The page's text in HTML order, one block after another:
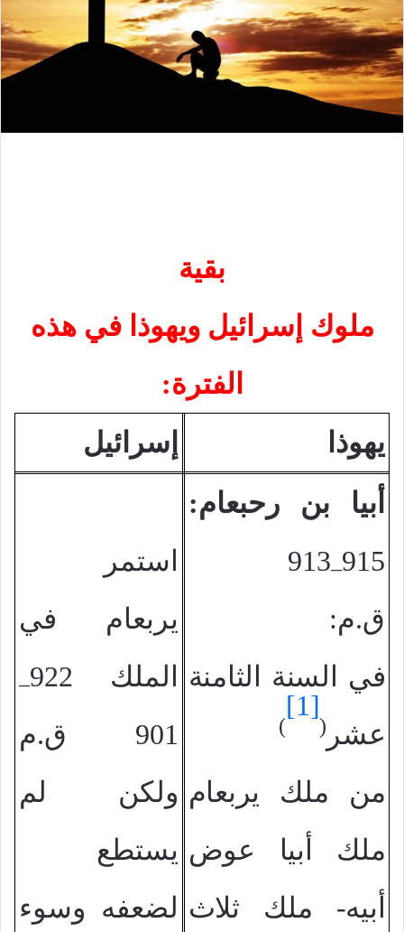
بقية
ملوك إسرائيل ويهوذا في هذه
الفترة:
يهوذا
إسرائيل
أبيا بن رحبعام:
915
–
913
ق.م:
في السنة الثامنة
عشر (
[1]
)
من ملك يربعام
ملك أبيا عوض
أبيه- ملك ثلاث
استمر
يربعام في
الملك 922
–
901 ق.م
ولكن لم
يستطع
لضعفه وسوء